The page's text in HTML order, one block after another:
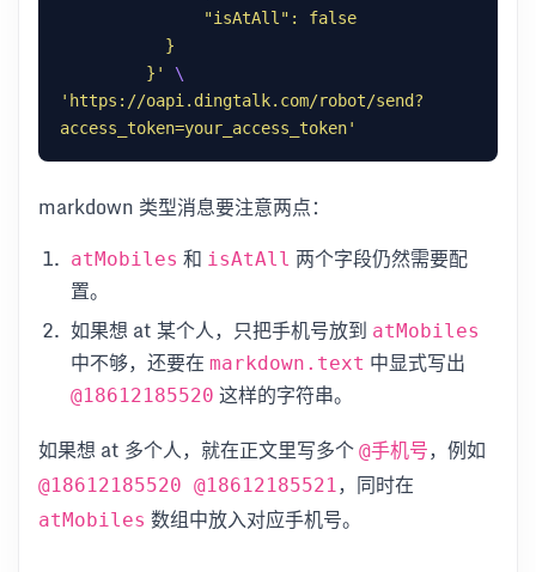
         }'
'https://oapi.dingtalk.com/robot/send?
access_token=your_access_token'
markdown 类型消息要注意两点：
atMobiles 和 isAtAll 两个字段仍然需要配
置。
如果想 at 某个人，只把手机号放到 atMobiles
中不够，还要在 markdown.text 中显式写出
@18612185520 这样的字符串。
如果想 at 多个人，就在正文里写多个 @手机号，例如
@18612185520 @18612185521 ，同时在
atMobiles 数组中放入对应手机号。